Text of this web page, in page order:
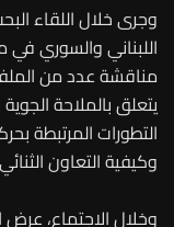
وجرى خلال اللقاء
اللبناني والسوري في
مناقشة عدد من
يتعلق بالملاحة
التطورات المرتبطة
وكيفية التعاون
وخلال الاجتماع، عرض